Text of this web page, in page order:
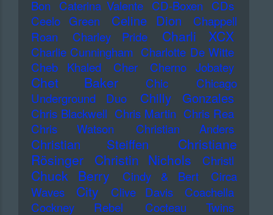
Bon
Caterina Valente CD-Boxen
CDs
Ceelo Green
Celine Dion
Chappell
Roan
Charley Pride Charli XCX
Charlie Cunningham Charlotte De Witte
Cheb Khaled
Cher Cherno Jobatey
Chet Baker Chic
Chicago
Underground Duo
Chilly Gonzales
Chris Blackwell Chris Martin Chris Rea
Chris Watson
Christian Anders
Christian Steiffen
Christiane
Rösinger
Christin Nichols Christl
Chuck Berry Cindy & Bert
Circa
Waves
City Clive Davis
Coachella
Cockney Rebel
Cocteau Twins